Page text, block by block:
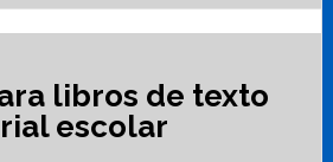
libros de texto
escolar